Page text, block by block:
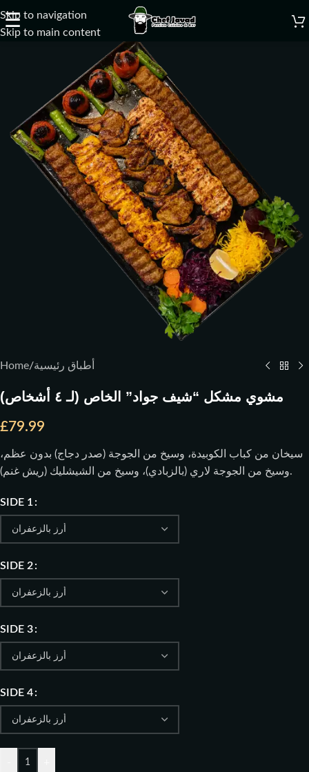
Skip to navigation
Skip to main content
☰
Home/أطباق رئيسية
مشوي مشكل “شيف جواد” الخاص (لـ ٤ أشخاص)
£79.99
سيخان من كباب الكوبيدة، وسيخ من الجوجة (صدر دجاج) بدون عظم،
وسيخ من الجوجة لاري (بالزبادي)، وسيخ من الشيشليك (ريش غنم).
SIDE 1
SIDE 2
SIDE 3
SIDE 4